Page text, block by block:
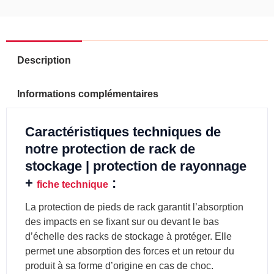
Description
Informations complémentaires
Caractéristiques techniques de
notre protection de rack de
stockage | protection de rayonnage
+ fiche technique :
La protection de pieds de rack garantit l’absorption
des impacts en se fixant sur ou devant le bas
d’échelle des racks de stockage à protéger. Elle
permet une absorption des forces et un retour du
produit à sa forme d’origine en cas de choc.